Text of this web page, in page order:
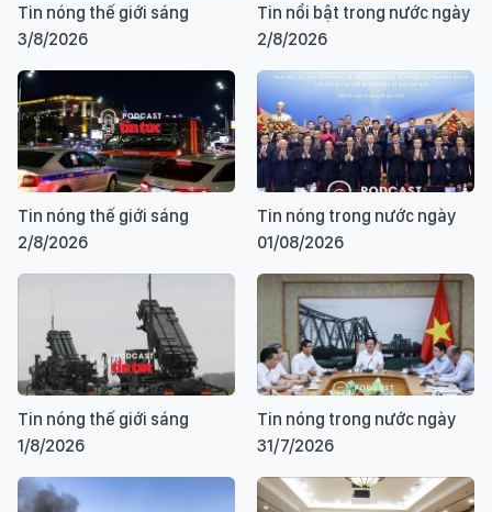
Tin nóng thế giới sáng
3/8/2026
Tin nổi bật trong nước ngày
2/8/2026
Tin nóng thế giới sáng
2/8/2026
Tin nóng trong nước ngày
01/08/2026
Tin nóng thế giới sáng
1/8/2026
Tin nóng trong nước ngày
31/7/2026